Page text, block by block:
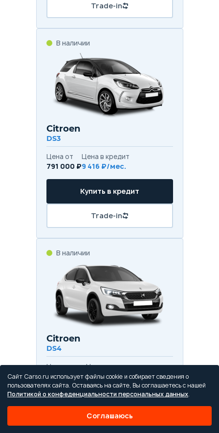
Trade-in
В наличии
Citroen
DS3
Цена от
791 000 ₽
Цена в кредит
9 416 ₽/мес.
Купить в кредит
Trade-in
В наличии
Citroen
DS4
Цена от
1 271 800 ₽
Цена в кредит
15 140 ₽/мес.
Купить в кредит
Trade-in
Сайт Carso.ru использует файлы cookie и собирает сведения о
пользователях сайта. Оставаясь на сайте, Вы соглашаетесь с нашей
Политикой о конфеденциальности персональных данных.
Соглашаюсь